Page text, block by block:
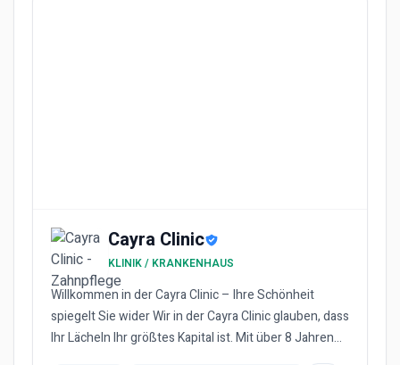
Cayra Clinic
KLINIK / KRANKENHAUS
Willkommen in der Cayra Clinic – Ihre Schönheit
spiegelt Sie wider Wir in der Cayra Clinic glauben, dass
Ihr Lächeln Ihr größtes Kapital ist. Mit über 8 Jahren